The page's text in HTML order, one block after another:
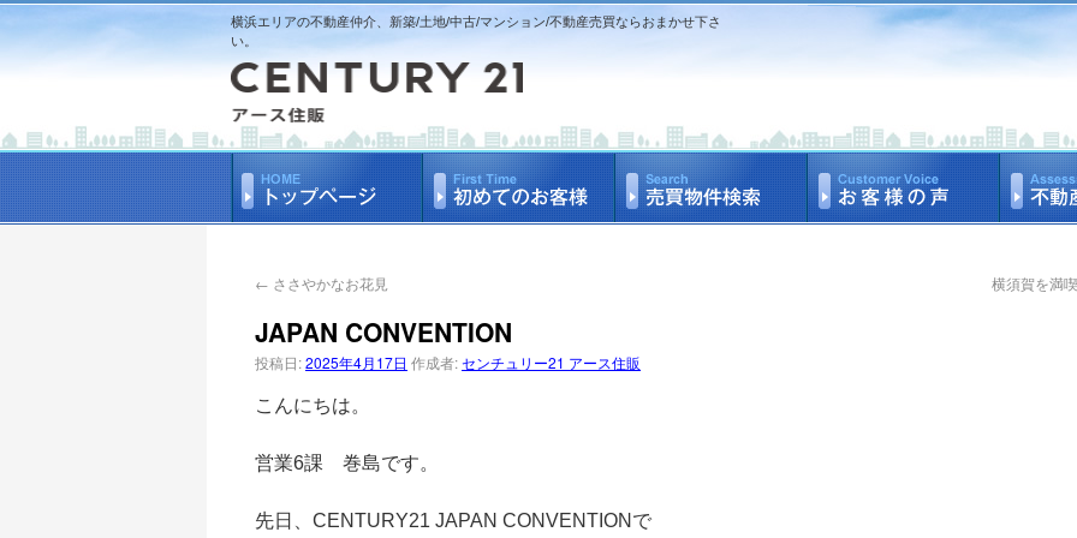
横浜エリアの不動産仲介、新築/土地/中古/マンション/不動産売買ならおまかせ下さ
い。
← ささやかなお花見 横須賀を満
JAPAN CONVENTION
投稿日:2025年4月17日 作成者:センチュリー21 アース住販
こんにちは。
営業6課 巻島です。
先日、 CENTURY21 JAPAN CONVENTION で